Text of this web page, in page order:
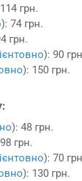
грн.
): 74 грн.
грн.
): 90
): 150 грн.
): 48 грн.
грн.
): 70
): 130 грн.